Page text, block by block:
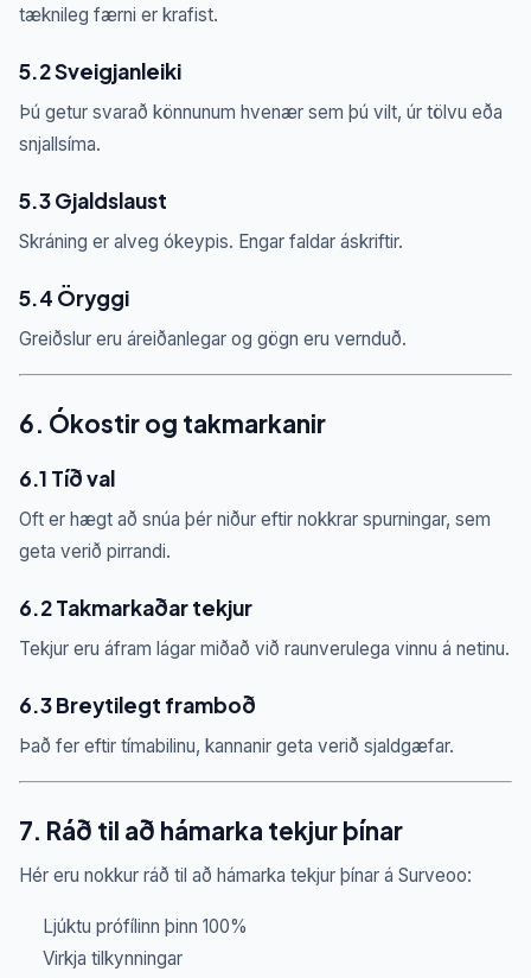
tæknileg færni er krafist.
5.2 Sveigjanleiki
Þú getur svarað könnunum hvenær sem þú vilt, úr tölvu eða
snjallsíma.
5.3 Gjaldslaust
Skráning er alveg ókeypis. Engar faldar áskriftir.
5.4 Öryggi
Greiðslur eru áreiðanlegar og gögn eru vernduð.
6. Ókostir og takmarkanir
6.1 Tíð val
Oft er hægt að snúa þér niður eftir nokkrar spurningar, sem
geta verið pirrandi.
6.2 Takmarkaðar tekjur
Tekjur eru áfram lágar miðað við raunverulega vinnu á netinu.
6.3 Breytilegt framboð
Það fer eftir tímabilinu, kannanir geta verið sjaldgæfar.
7. Ráð til að hámarka tekjur þínar
Hér eru nokkur ráð til að hámarka tekjur þínar á Surveoo:
Ljúktu prófílinn þinn 100%
Virkja tilkynningar